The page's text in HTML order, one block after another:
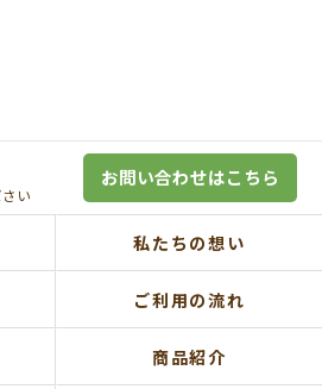
い
お問い合わせはこちら
私たちの想い
ご利用の流れ
商品紹介